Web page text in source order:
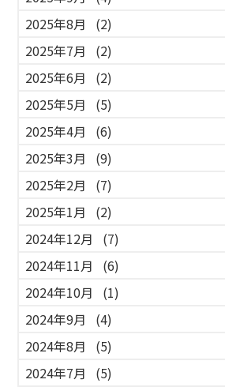
2025年8月
(2)
2025年7月
(2)
2025年6月
(2)
2025年5月
(5)
2025年4月
(6)
2025年3月
(9)
2025年2月
(7)
2025年1月
(2)
2024年12月
(7)
2024年11月
(6)
2024年10月
(1)
2024年9月
(4)
2024年8月
(5)
2024年7月
(5)